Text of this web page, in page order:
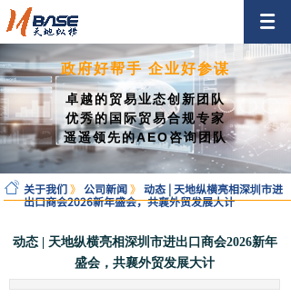
政府好帮手 企业好参谋
卓越的贸易业态创新团队
优秀的国际贸易合规专家
遥遥领先的AEO咨询团队
关于我们》 公司新闻》 动态 | 天地纵横亮相深圳市进
出口商会2026新年盛会，共襄外贸发展大计
动态 | 天地纵横亮相深圳市进出口商会2026新年
盛会，共襄外贸发展大计